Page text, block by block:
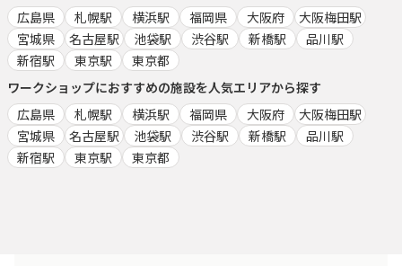
広島県
札幌駅 横浜駅 福岡県 大阪府
大阪梅田駅
宮城県
名古屋駅 池袋駅 渋谷駅 新橋駅
品川駅
新宿駅
東京駅
東京都
ワークショップにおすすめの施設を人気エリアから探す
広島県
札幌駅 横浜駅 福岡県 大阪府
大阪梅田駅
宮城県
名古屋駅 池袋駅 渋谷駅 新橋駅
品川駅
新宿駅
東京駅 東京都